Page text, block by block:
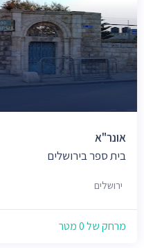
אונר"א
בית ספר בירושלים
ירושלים
מרחק של 0 מטר